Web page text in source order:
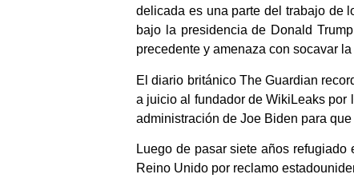
delicada es una parte del trabajo de
bajo la presidencia de Donald
precedente y amenaza con socavar
El diario británico The Guardian
a juicio al fundador de WikiLeaks por
administración de Joe Biden para
Luego de pasar siete años
Reino Unido por reclamo